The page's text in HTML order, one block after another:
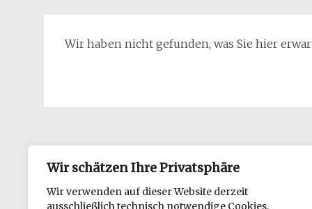
Wir schätzen Ihre Privatsphäre
Wir verwenden auf dieser Website derzeit
ausschließlich technisch notwendige Cookies.
Wir haben nicht gefunden, was Sie hier